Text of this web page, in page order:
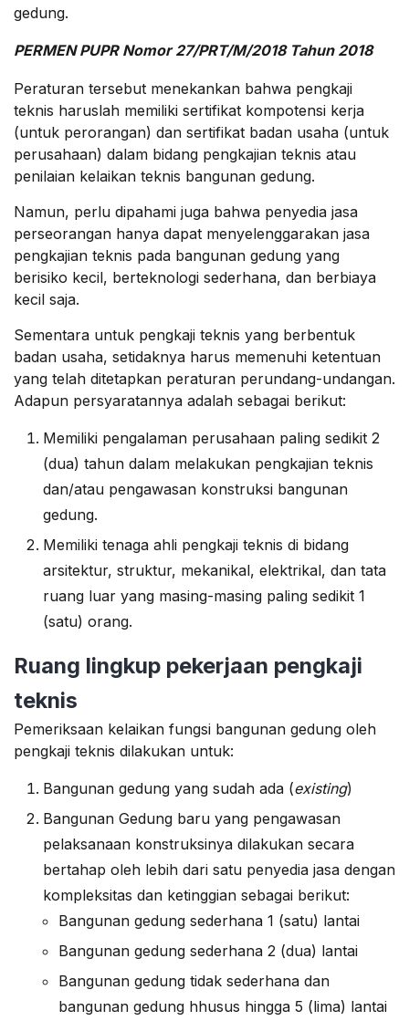
gedung.
PERMEN PUPR Nomor 27/PRT/M/2018 Tahun 2018
Peraturan tersebut menekankan bahwa pengkaji
teknis haruslah memiliki sertifikat kompotensi kerja
(untuk perorangan) dan sertifikat badan usaha (untuk
perusahaan) dalam bidang pengkajian teknis atau
penilaian kelaikan teknis bangunan gedung.
Namun, perlu dipahami juga bahwa penyedia jasa
perseorangan hanya dapat menyelenggarakan jasa
pengkajian teknis pada bangunan gedung yang
berisiko kecil, berteknologi sederhana, dan berbiaya
kecil saja.
Sementara untuk pengkaji teknis yang berbentuk
badan usaha, setidaknya harus memenuhi ketentuan
yang telah ditetapkan peraturan perundang-undangan.
Adapun persyaratannya adalah sebagai berikut:
Memiliki pengalaman perusahaan paling sedikit 2
(dua) tahun dalam melakukan pengkajian teknis
dan/atau pengawasan konstruksi bangunan
gedung.
Memiliki tenaga ahli pengkaji teknis di bidang
arsitektur, struktur, mekanikal, elektrikal, dan tata
ruang luar yang masing-masing paling sedikit 1
(satu) orang.
Ruang lingkup pekerjaan pengkaji
teknis
Pemeriksaan kelaikan fungsi bangunan gedung oleh
pengkaji teknis dilakukan untuk:
Bangunan gedung yang sudah ada (existing)
Bangunan Gedung baru yang pengawasan
pelaksanaan konstruksinya dilakukan secara
bertahap oleh lebih dari satu penyedia jasa dengan
kompleksitas dan ketinggian sebagai berikut:
Bangunan gedung sederhana 1 (satu) lantai
Bangunan gedung sederhana 2 (dua) lantai
Bangunan gedung tidak sederhana dan
bangunan gedung hhusus hingga 5 (lima) lantai